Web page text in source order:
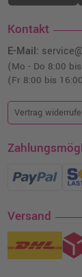
Kontakt
E-Mail:
(Mo - Do 8:00
(Fr 8:00 bis
Vertrag
Versand